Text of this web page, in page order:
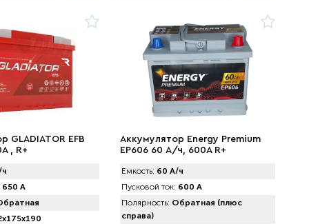
GLADIATOR EFB
, R+
650 А
Аккумулятор Energy Premium
EP606 60 А/ч, 600A R+
Емкость: 60 А/ч
Пусковой ток: 600 А
Полярность: Обратная (плюс
справа)